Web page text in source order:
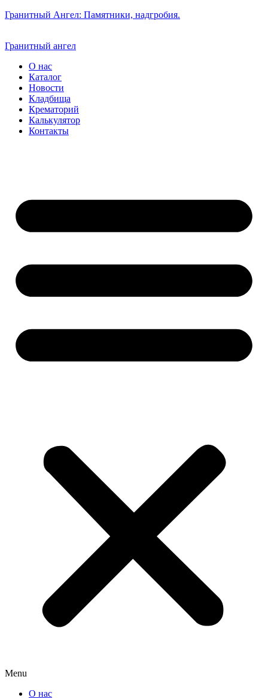
Гранитный Ангел: Памятники, надгробия.
Гранитный ангел
О нас
Каталог
Новости
Кладбища
Крематорий
Калькулятор
Контакты
Menu
О нас